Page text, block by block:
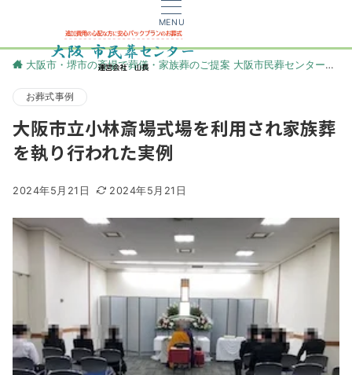
MENU
大阪市・堺市の斎場で葬儀・家族葬のご提案 大阪市民葬センター
お葬式事例
大阪市立小林斎場式場を利用され家族葬
を執り行われた実例
2024年5月21日 2024年5月21日